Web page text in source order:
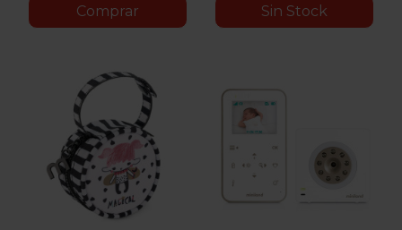
Comprar Sin Stock